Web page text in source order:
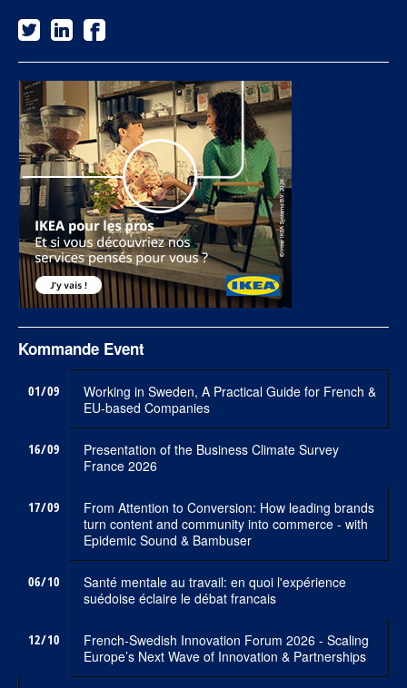
Kommande Event
01/09
Working in Sweden, A Practical Guide for French &
EU-based Companies
16/09
Presentation of the Business Climate Survey
France 2026
17/09
From Attention to Conversion: How leading brands
turn content and community into commerce - with
Epidemic Sound & Bambuser
06/10
Santé mentale au travail: en quoi l'expérience
suédoise éclaire le débat francais
12/10
French-Swedish Innovation Forum 2026 - Scaling
Europe’s Next Wave of Innovation & Partnerships